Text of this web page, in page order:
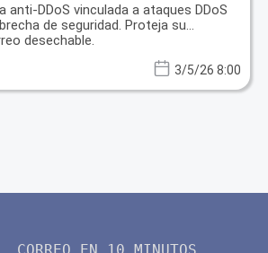
anti-DDoS vinculada a ataques DDoS
de seguridad. Proteja su
desechable.
3/5/26 8:00
CORREO EN 10 MINUTOS